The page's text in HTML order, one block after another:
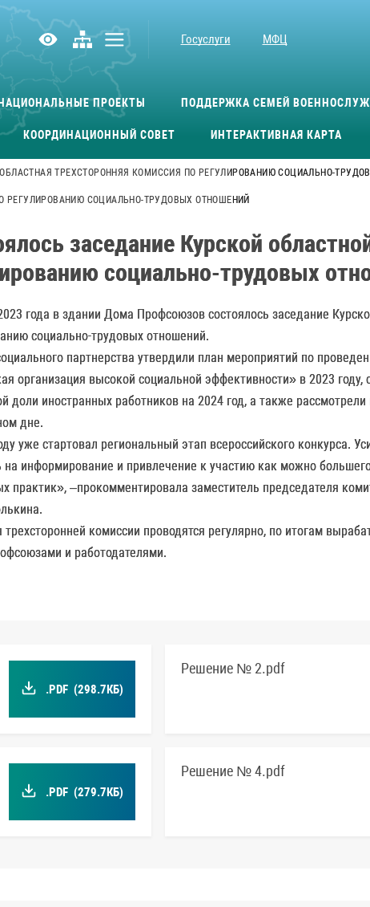
Госуслуги МФЦ
ПРОЕКТЫ ПОДДЕРЖКА СЕМЕЙ
КООРДИНАЦИОННЫЙ СОВЕТ ИНТЕРАКТИВНАЯ КАРТА
ТРЕХСТОРОННЯЯ КОМИССИЯ ПО РЕГУЛИРОВАНИЮ СОЦИАЛЬНО-
РЕГУЛИРОВАНИЮ СОЦИАЛЬНО-ТРУДОВЫХ ОТНОШЕНИЙ
заседание Курской
социально-трудовых
года в здании Дома Профсоюзов состоялось заседание
социально-трудовых отношений.
партнерства утвердили план мероприятий по
организация высокой социальной эффективности» в 2023
доли иностранных работников на 2024 год, а также
дне.
уже стартовал региональный этап всероссийского конкурса.
на информирование и привлечение к участию как можно
практик», –прокомментировала заместитель председателя
трехсторонней комиссии проводятся регулярно, по итогам
и работодателями.
.PDF (298.7КБ)
Решение № 2.pdf
.PDF (279.7КБ)
Решение № 4.pdf